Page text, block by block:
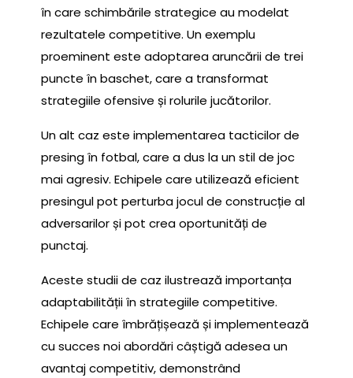
în care schimbările strategice au modelat
rezultatele competitive. Un exemplu
proeminent este adoptarea aruncării de trei
puncte în baschet, care a transformat
strategiile ofensive și rolurile jucătorilor.
Un alt caz este implementarea tacticilor de
presing în fotbal, care a dus la un stil de joc
mai agresiv. Echipele care utilizează eficient
presingul pot perturba jocul de construcție al
adversarilor și pot crea oportunități de
punctaj.
Aceste studii de caz ilustrează importanța
adaptabilității în strategiile competitive.
Echipele care îmbrățișează și implementează
cu succes noi abordări câștigă adesea un
avantaj competitiv, demonstrând